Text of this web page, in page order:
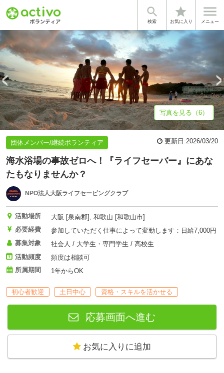

検索
star
お気に入り

メニュー
基本情報 募集詳細 法人情報
写真を見る（6）
団体メンバー/継続ボランティア 更新日:2026/03/20
海水浴場の事故ゼロへ！『ライフセーバー』にあな
たもなりませんか？
NPO法人大阪ライフセービングクラブ
活動場所
大阪 [泉南郡], 和歌山 [和歌山市]
必要経費
参加していただく仕事によって変動します：日給7,000円
募集対象
社会人 / 大学生・専門学生 / 高校生
活動頻度
頻度は相談可
所属期間
1年からOK
初心者歓迎 土日中心 資格・スキルを活かせる
応募画面へ進む
お気に入りに追加